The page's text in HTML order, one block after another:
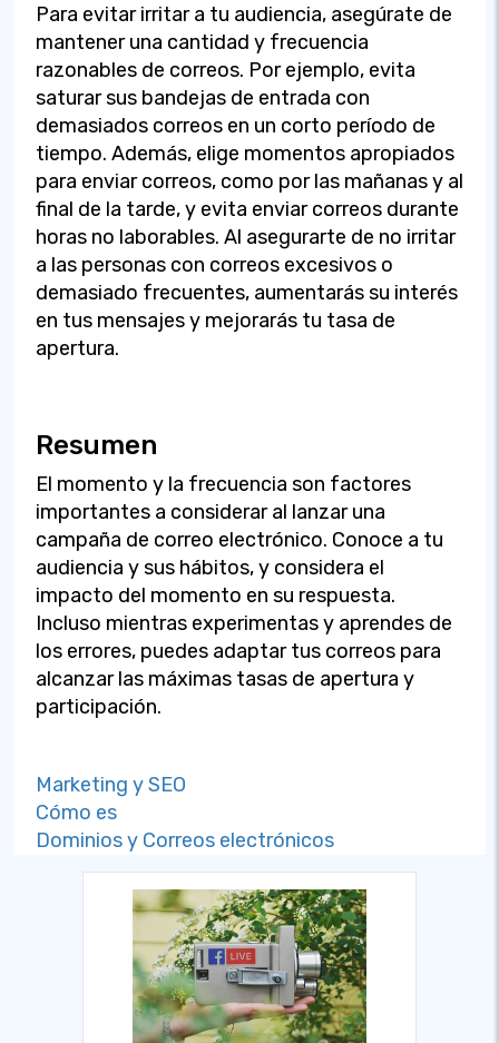
Para evitar irritar a tu audiencia, asegúrate de
mantener una cantidad y frecuencia
razonables de correos. Por ejemplo, evita
saturar sus bandejas de entrada con
demasiados correos en un corto período de
tiempo. Además, elige momentos apropiados
para enviar correos, como por las mañanas y al
final de la tarde, y evita enviar correos durante
horas no laborables. Al asegurarte de no irritar
a las personas con correos excesivos o
demasiado frecuentes, aumentarás su interés
en tus mensajes y mejorarás tu tasa de
apertura.
Resumen
El momento y la frecuencia son factores
importantes a considerar al lanzar una
campaña de correo electrónico. Conoce a tu
audiencia y sus hábitos, y considera el
impacto del momento en su respuesta.
Incluso mientras experimentas y aprendes de
los errores, puedes adaptar tus correos para
alcanzar las máximas tasas de apertura y
participación.
Marketing y SEO
Cómo es
Dominios y Correos electrónicos